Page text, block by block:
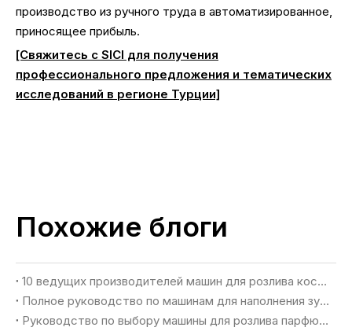
производство из ручного труда в автоматизированное,
приносящее прибыль.
[Свяжитесь с SICI для получения
профессионального предложения и тематических
исследований в регионе Турции]
Похожие блоги
10 ведущих производителей машин для розлива косметики в США
Полное руководство по машинам для наполнения зубной пасты (2026 г.)
Руководство по выбору машины для розлива парфюмерии 2026: достижение роскошного качества и максимальной производительности